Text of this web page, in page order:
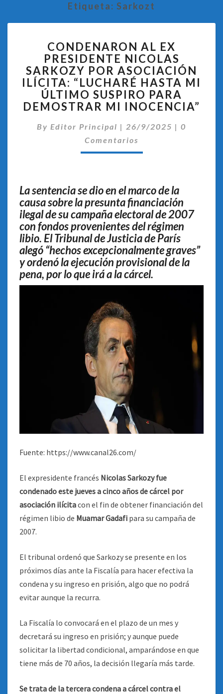
Etiqueta: Sarkozt
AL
EX
PRESIDENTE
NICOLAS
SARKOZY
POR
ASOCIACIÓN
ILÍCITA:
HASTA
MI
PARA
DEMOSTRAR
MI
INOCENCIA”
CONDENARON AL EX
PRESIDENTE NICOLAS
SARKOZY POR ASOCIACIÓN
ILÍCITA: “LUCHARÉ HASTA MI
ÚLTIMO SUSPIRO PARA
DEMOSTRAR MI INOCENCIA”
By Editor Principal | 26/9/2025 | 0
Comentarios
La sentencia se dio en el marco de la
causa sobre la presunta financiación
ilegal de su campaña electoral de 2007
con fondos provenientes del régimen
libio. El Tribunal de Justicia de París
alegó “hechos excepcionalmente graves”
y ordenó la ejecución provisional de la
pena, por lo que irá a la cárcel.
Fuente: https://www.canal26.com/
El expresidente francés Nicolas Sarkozy fue
condenado este jueves a cinco años de cárcel por
asociación ilícitacon el fin de obtener financiación del
régimen libio de Muamar Gadafi para su campaña de
2007.
El tribunal ordenó que Sarkozy se presente en los
próximos días ante la Fiscalía para hacer efectiva la
condena y su ingreso en prisión, algo que no podrá
evitar aunque la recurra.
La Fiscalía lo convocará en el plazo de un mes y
decretará su ingreso en prisión; y aunque puede
solicitar la libertad condicional, amparándose en que
tiene más de 70 años, la decisión llegaría más tarde.
Se trata de la tercera condena a cárcel contra el